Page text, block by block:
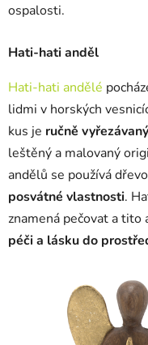
ospalosti.
Hati-hati anděl
Hati-hati andělé
lidmi v horských
kus je ručně vyřezávaný
leštěný a malovaný
andělů se používá
posvátné vlastnosti.
znamená pečovat a tito
péči a lásku do